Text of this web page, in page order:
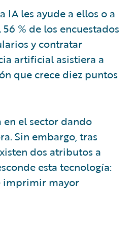
IA les ayude a ellos o a
% de los encuestados
y contratar
artificial asistiera a
que crece diez puntos
el sector dando
Sin embargo, tras
dos atributos a
esta tecnología:
imprimir mayor